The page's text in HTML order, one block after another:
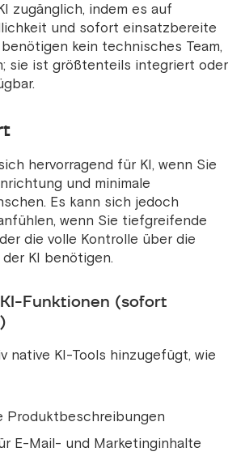
zugänglich, indem es auf
und sofort einsatzbereite
kein technisches Team,
sie ist größtenteils integriert oder
hervorragend für KI, wenn Sie
und minimale
Es kann sich jedoch
wenn Sie tiefgreifende
die volle Kontrolle über die
KI benötigen.
Funktionen (sofort
native KI-Tools hinzugefügt, wie
Produktbeschreibungen
E-Mail- und Marketinginhalte